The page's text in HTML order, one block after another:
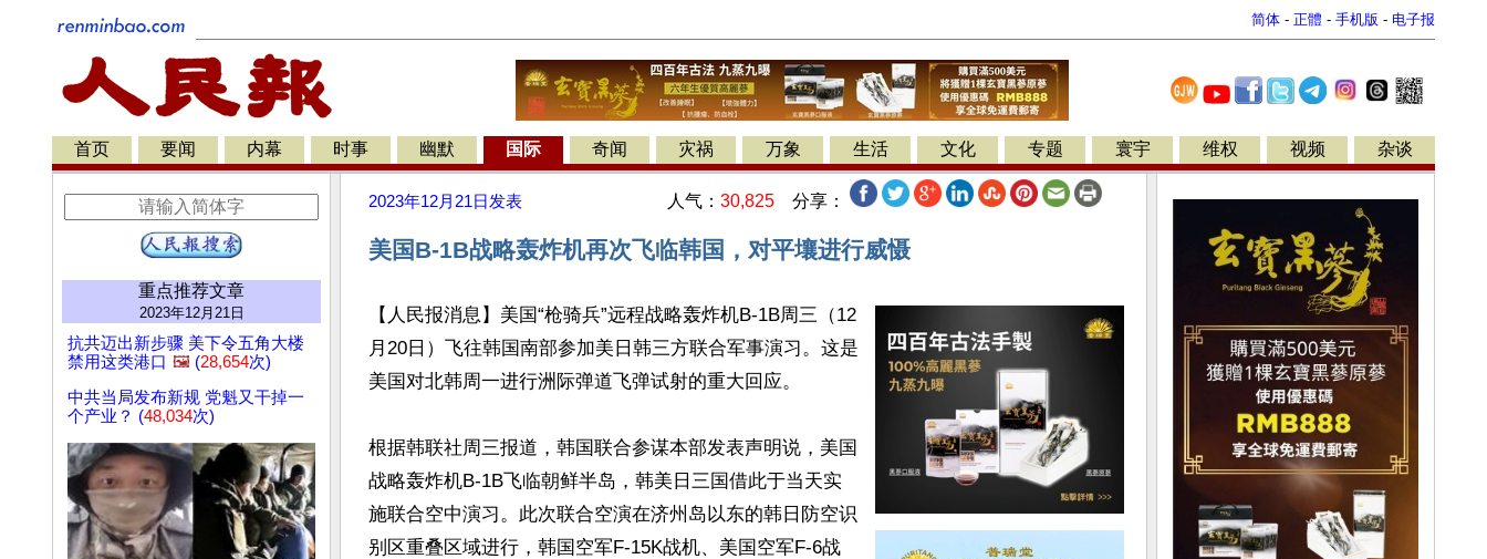
简体 - 正體 - 手机版 - 电子报
首页 要闻 内幕 时事 幽默 国际 奇闻 灾祸 万象 生活 文化 专题 寰宇 维权 视频 杂谈
重点推荐文章
2023年12月21日
抗共迈出新步骤 美下令五角大楼
禁用这类港口 🖼️ (28,654次)
中共当局发布新规 党魁又干掉一
个产业？ (48,034次)
2023年12月21日 发表 人气： 30,825 分享：
美国B-1B战略轰炸机再次飞临韩国，对平壤进行威慑
【人民报消息】美国“枪骑兵”远程战略轰炸机B-1B周三（12
月20日）飞往韩国南部参加美日韩三方联合军事演习。这是
美国对北韩周一进行洲际弹道飞弹试射的重大回应。
根据韩联社周三报道，韩国联合参谋本部发表声明说，美国
战略轰炸机B-1B飞临朝鲜半岛，韩美日三国借此于当天实
施联合空中演习。此次联合空演在济州岛以东的韩日防空识
别区重叠区域进行，韩国空军F-15K战机、美国空军F-6战